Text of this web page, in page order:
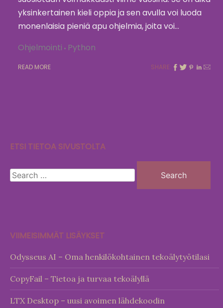
yksinkertainen kieli oppia ja sen avulla voi luoda
monenlaisia pieniä apu ohjelmia, joita voi…
Ohjelmointi
Python
READ MORE SHARE:
ETSI TIETOA SIVUSTOLTA
Search
for:
VIIMEISIMMÄT LISÄYKSET
Odysseus AI – Oma henkilökohtainen tekoälytyötilasi
CopyFail – Tietoa ja turvaa tekoälyllä
LTX Desktop – uusi avoimen lähdekoodin